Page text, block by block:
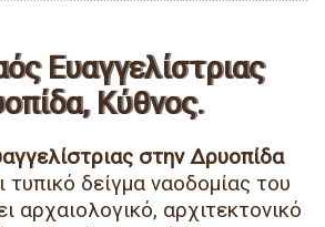
Ευαγγελίστριας
Κύθνος.
στην Δρυοπίδα
τυπικό δείγμα ναοδομίας του
αρχαιολογικό, αρχιτεκτονικό